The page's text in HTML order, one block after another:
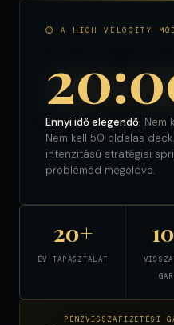
⏱ A HIGH VELOCITY
Ennyi idő elegendő. Nem
Nem kell 50 oldalas
intenzitású stratégiai
problémád megoldva.
20+
ÉV TAPASZTALAT
PÉNZVISSZAFIZETÉSI